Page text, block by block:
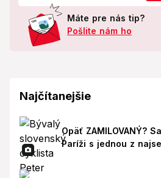
Máte pre nás tip?
Pošlite nám ho
Najčítanejšie
Opäť ZAMILOVANÝ?
Paríži s jednou z